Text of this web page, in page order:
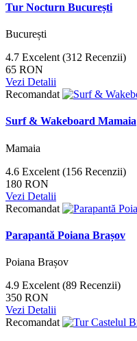
Tur Nocturn București
București
4.7 Excelent (312 Recenzii)
65 RON
Vezi Detalii
Recomandat
Surf & Wakeboard Mamaia
Mamaia
4.6 Excelent (156 Recenzii)
180 RON
Vezi Detalii
Recomandat
Parapantă Poiana Brașov
Poiana Brașov
4.9 Excelent (89 Recenzii)
350 RON
Vezi Detalii
Recomandat